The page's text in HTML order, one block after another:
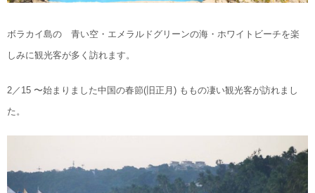
ボラカイ島の 青い空・エメラルドグリーンの海・ホワイトビーチを楽
しみに観光客が多く訪れます。
2／15 〜始まりました中国の春節(旧正月) ももの凄い観光客が訪れまし
た。